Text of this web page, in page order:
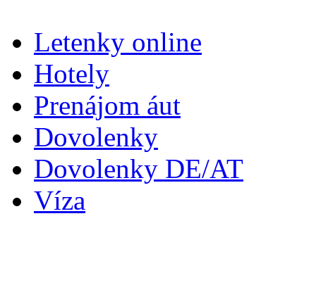
Letenky online
Hotely
Prenájom áut
Dovolenky
Dovolenky DE/AT
Víza